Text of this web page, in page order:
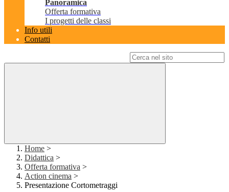
Panoramica
Offerta formativa
I progetti delle classi
Info utili
Contatti
Home >
Didattica >
Offerta formativa >
Action cinema >
Presentazione Cortometraggi